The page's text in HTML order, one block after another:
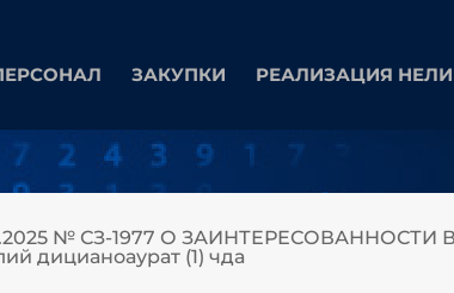
ЗАКУПКИ РЕАЛИЗАЦИЯ
№ СЗ-1977 О
дицианоаурат (1) чда